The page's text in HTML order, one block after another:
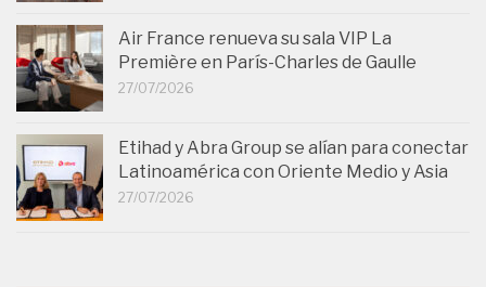
Air France renueva su sala VIP La
Première en París-Charles de Gaulle
27/07/2026
Etihad y Abra Group se alían para conectar
Latinoamérica con Oriente Medio y Asia
27/07/2026